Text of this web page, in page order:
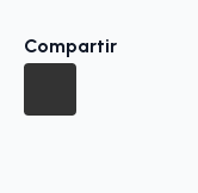
Compartir